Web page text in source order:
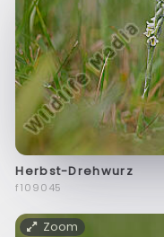
Herbst-Drehwurz
f109045
Zoom